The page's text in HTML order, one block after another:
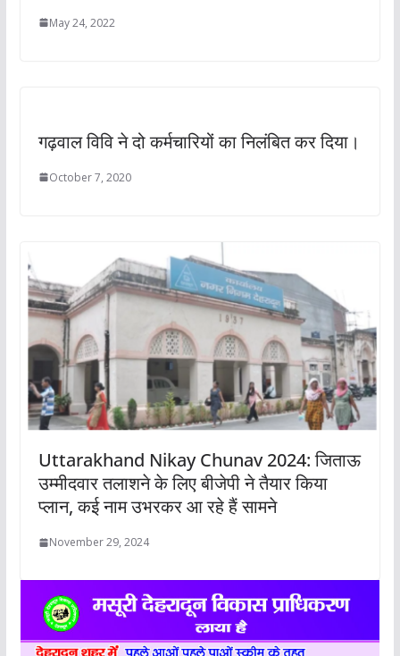
May 24, 2022
गढ़वाल विवि ने दो कर्मचारियों का निलंबित कर दिया।
October 7, 2020
Uttarakhand Nikay Chunav 2024: जिताऊ
उम्मीदवार तलाशने के लिए बीजेपी ने तैयार किया
प्लान, कई नाम उभरकर आ रहे हैं सामने
November 29, 2024